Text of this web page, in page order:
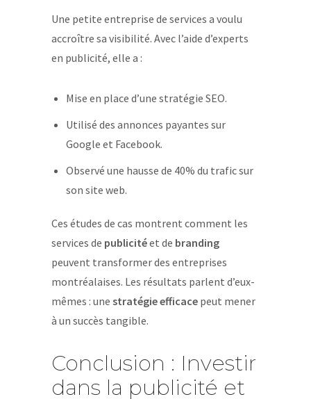
Une petite entreprise de services a voulu
accroître sa visibilité. Avec l’aide d’experts
en publicité, elle a :
Mise en place d’une stratégie SEO.
Utilisé des annonces payantes sur
Google et Facebook.
Observé une hausse de 40% du trafic sur
son site web.
Ces études de cas montrent comment les
services de publicitéet de branding
peuvent transformer des entreprises
montréalaises. Les résultats parlent d’eux-
mêmes : une stratégie efficace peut mener
à un succès tangible.
Conclusion : Investir
dans la publicité et